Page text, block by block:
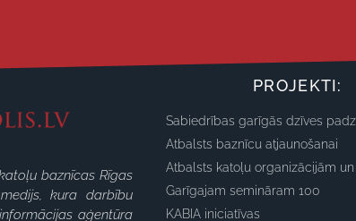
baznīcas Rīgas
kura darbību
aģentūra
PROJEKTI:
Sabiedrības garīgās dzīves
Atbalsts baznīcu atjaunošanai
Atbalsts katoļu organizācijām
Garīgajam semināram 100
KABIA iniciatīvas